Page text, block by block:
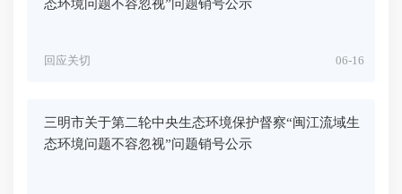
06-16
回应关切
三明市关于第二轮中央生态环境保护督察“闽江流域生
态环境问题不容忽视”问题销号公示